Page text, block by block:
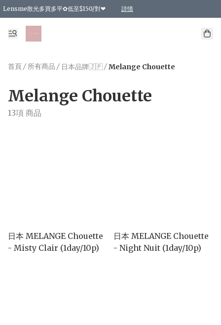
Lensme散光多買多平✿低至$150/對❤ 詳情
台灣Karacon⁩✧日拋 特價清貨❁⃘
日本韓國多款日/月拋現貨☼ 特價❤︎數量有限 售完即止
🇰🇷韓國多款月拋現貨 特價兩對$99✿數量有限 售完即止♫
精選商品，任選買2件或以上9 折；買4件或以上85 折；買6件或以上8 折
精選商品，任選買2件HKD 140.00；買4件HKD 260.00
精選商品，任選買2件HKD 190.00；買4件HKD 360.00
精選商品，任選買2件HKD 110.00；買4件HKD 180.00
精選商品，任選買2件HKD 170.00；買4件HKD 320.00
精選商品，任選買2件或以上減HKD 148.00
精選商品，任選買2件或以上減HKD 148.00
精選商品，任選買2件或以上95 折；買4件或以上9 折；買6件或以上85 折；買8件
精選商品，任選買12件或以上87 折
精選商品，任選買2件或以上減HKD 16.00；買4件或以上減HKD 32.00；買6
精選商品，任選買2件或以上95 折；買4件或以上9 折；買8件或以上85 折；買12
購物滿 HKD 800.00即享免運費優惠！（適用於 特定的送貨方式 )
首頁/ 所有商品 / 日本品牌🇯🇵/Melange Chouette
Melange Chouette
13項 商品
日本 MELANGE Chouette
- Misty Clair (1day/10p)
日本 MELANGE Chouette
- Night Nuit (1day/10p)